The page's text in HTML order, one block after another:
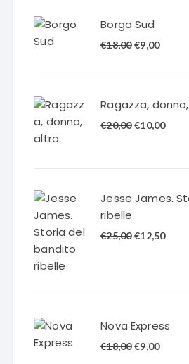
Borgo Sud
€18,00 Il
€18,00.
€9,00Il
€9,00.
Ragazza,
€20,00 Il
€20,00.
€10,00Il
Jesse James.
ribelle
€25,00 Il
€12,50Il
Nova Express
€18,00 Il
€9,00Il